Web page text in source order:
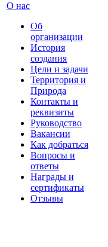
О нас
Об
организации
История
создания
Цели и задачи
Территория и
Природа
Контакты и
реквизиты
Руководство
Вакансии
Как добраться
Вопросы и
ответы
Награды и
сертификаты
Отзывы